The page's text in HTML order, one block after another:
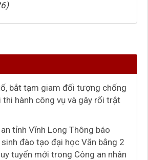
bắt tạm giam đối tượng chống
thi hành công vụ và gây rối trật
tỉnh Vĩnh Long Thông báo
đào tạo đại học Văn bằng 2
tuyển mới trong Công an nhân